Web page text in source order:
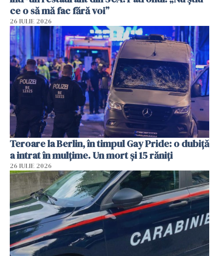
ce o să mă fac fără voi”
26 IULIE 2026
Teroare la Berlin, în timpul Gay Pride: o dubiță
a intrat în mulțime. Un mort și 15 răniți
26 IULIE 2026